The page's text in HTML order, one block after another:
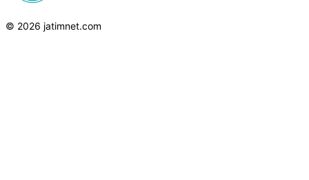
© 2026 jatimnet.com